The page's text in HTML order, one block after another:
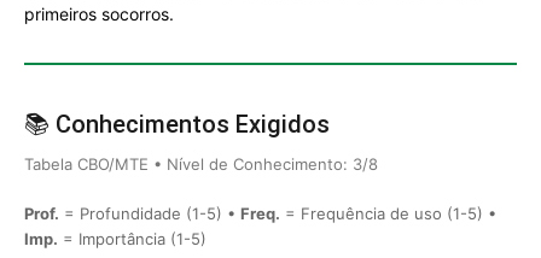
primeiros socorros.
📚 Conhecimentos Exigidos
Tabela CBO/MTE • Nível de Conhecimento: 3/8
Prof. = Profundidade (1-5) • Freq. = Frequência de uso (1-5) •
Imp. = Importância (1-5)